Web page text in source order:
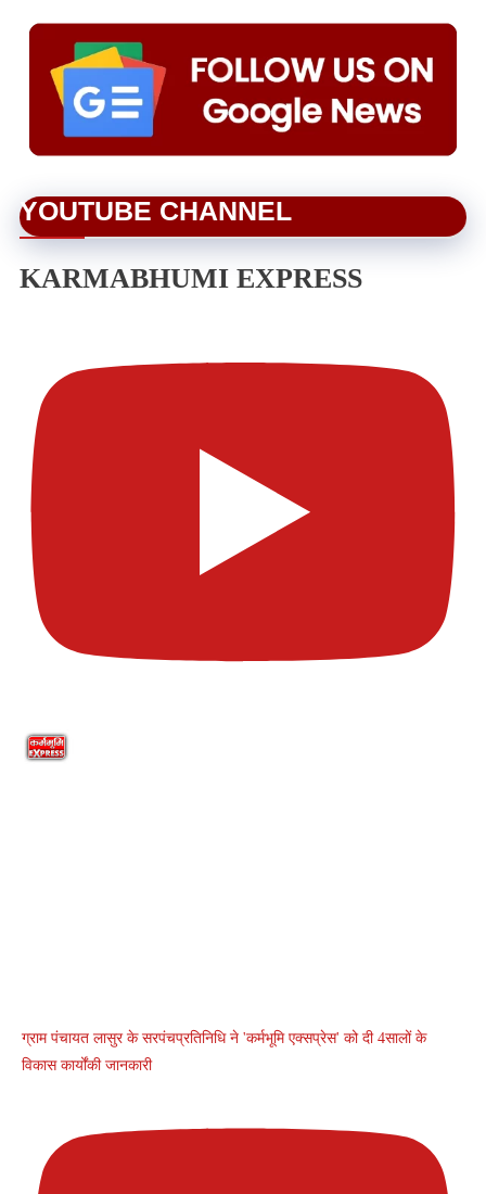
YOUTUBE CHANNEL
KARMABHUMI EXPRESS
ग्राम पंचायत लासुर के सरपंचप्रतिनिधि ने 'कर्मभूमि एक्सप्रेस' को दी 4सालों के
विकास कार्योंकी जानकारी